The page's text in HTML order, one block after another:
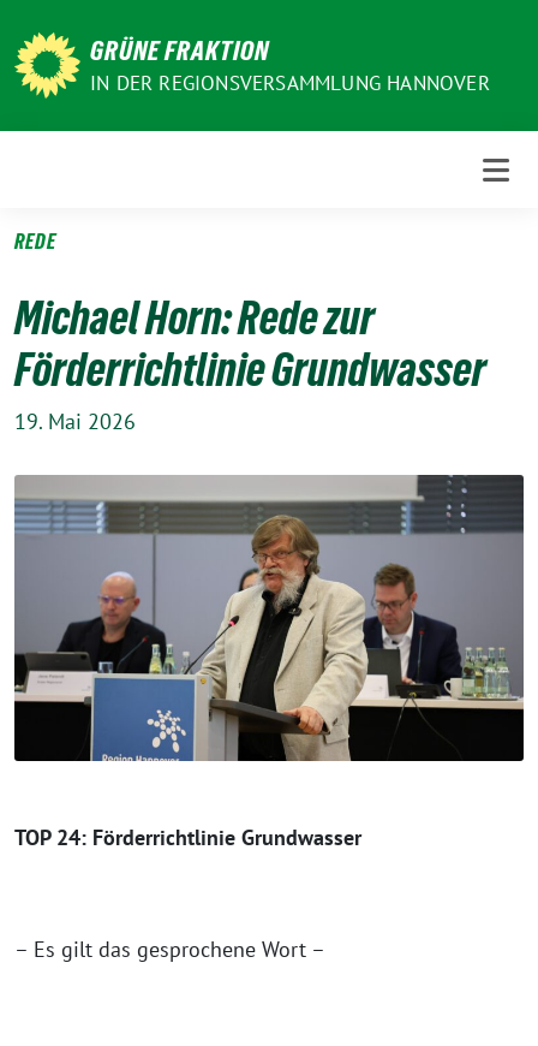
zum
Inhalt
GRÜNE FRAKTION
IN DER REGIONSVERSAMMLUNG HANNOVER
REDE
Michael Horn: Rede zur
Förderrichtlinie Grundwasser
19. Mai 2026
TOP 24: Förderrichtlinie Grundwasser
– Es gilt das gesprochene Wort –